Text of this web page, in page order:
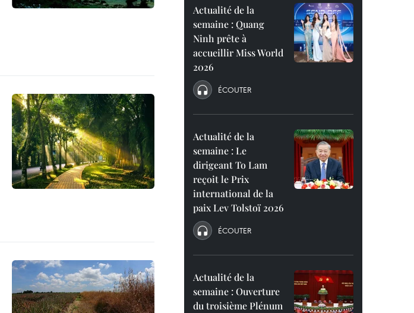
Actualité de la
semaine : Quang
Ninh prête à
accueillir Miss World
2026
ÉCOUTER
Actualité de la
semaine : Le
dirigeant To Lam
reçoit le Prix
international de la
paix Lev Tolstoï 2026
ÉCOUTER
Actualité de la
semaine : Ouverture
du troisième Plénum